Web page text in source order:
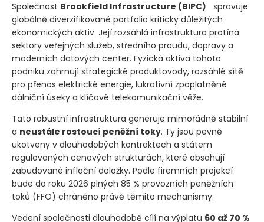
Společnost Brookfield Infrastructure (BIPC)
spravuje
globálně diverzifikované portfolio kriticky důležitých
ekonomických aktiv. Její rozsáhlá infrastruktura protíná
sektory veřejných služeb, středního proudu, dopravy a
moderních datových center. Fyzická aktiva tohoto
podniku zahrnují strategické produktovody, rozsáhlé sítě
pro přenos elektrické energie, lukrativní zpoplatněné
dálniční úseky a klíčové telekomunikační věže.
Tato robustní infrastruktura generuje mimořádně stabilní
a neustále rostoucí peněžní toky. Ty jsou pevně
ukotveny v dlouhodobých kontraktech a státem
regulovaných cenových strukturách, které obsahují
zabudované inflační doložky. Podle firemních projekcí
bude do roku 2026 plných 85 % provozních peněžních
toků (FFO) chráněno právě těmito mechanismy.
Vedení společnosti dlouhodobě cílí na výplatu 60 až 70 %